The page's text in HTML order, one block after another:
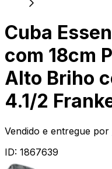
Cuba
com 18cm
Alto Briho
4.1/2
Vendido e entregue por
ID: 1867639